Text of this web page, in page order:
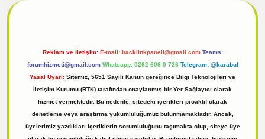
Reklam ve İletişim: E-mail: backlinkpaneli@gmail.com Teams:
forumhizmeti@gmail.com Whatsapp: 0262 606 0 726 Telegram: @karabul
Yasal Uyarı: Sitemiz, 5651 Sayılı Kanun gereğince Bilgi Teknolojileri ve
İletişim Kurumu (BTK) tarafından onaylanmış bir Yer Sağlayıcı olarak
hizmet vermektedir. Bu nedenle, sitedeki içerikleri proaktif olarak
denetleme veya araştırma yükümlülüğümüz bulunmamaktadır. Ancak,
üyelerimiz yazdıkları içeriklerin sorumluluğunu taşımakta olup, siteye üye